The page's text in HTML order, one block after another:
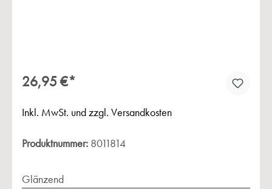
26,95 €*
Inkl. MwSt. und zzgl. Versandkosten
Produktnummer: 8011814
Glänzend